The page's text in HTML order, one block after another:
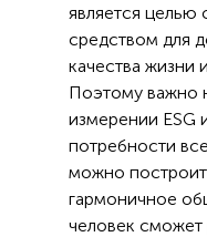
является целью
средством для
качества жизни
Поэтому важно
измерении ESG
потребности
можно
гармоничное
человек сможет